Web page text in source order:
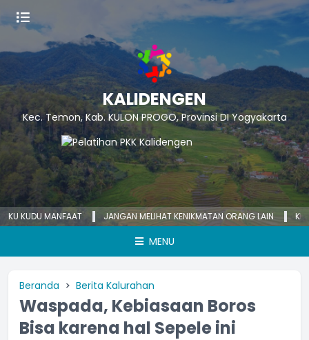
KALIDENGEN
Kec. Temon, Kab. KULON PROGO, Provinsi DI Yogyakarta
MANFAAT JANGAN MELIHAT KENIKMATAN ORANG LAIN
MENU
Beranda Berita Kalurahan
Waspada, Kebiasaan Boros
Bisa karena hal Sepele ini